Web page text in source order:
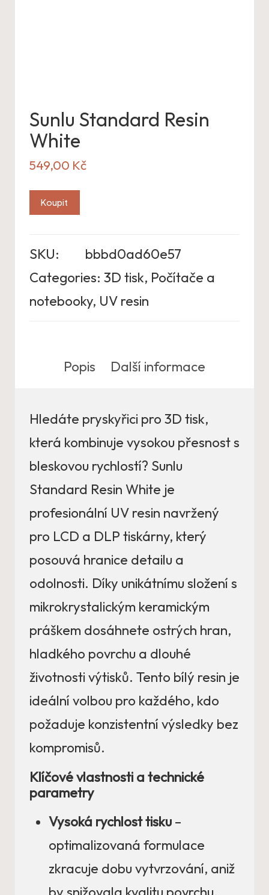
Sunlu Standard Resin
White
549,00 Kč
Koupit
SKU:
bbbd0ad60e57
Categories: 3D tisk, Počítače a
notebooky, UV resin
Popis Další informace
Hledáte pryskyřici pro 3D tisk,
která kombinuje vysokou přesnost s
bleskovou rychlostí? Sunlu
Standard Resin White je
profesionální UV resin navržený
pro LCD a DLP tiskárny, který
posouvá hranice detailu a
odolnosti. Díky unikátnímu složení s
mikrokrystalickým keramickým
práškem dosáhnete ostrých hran,
hladkého povrchu a dlouhé
životnosti výtisků. Tento bílý resin je
ideální volbou pro každého, kdo
požaduje konzistentní výsledky bez
kompromisů.
Klíčové vlastnosti a technické
parametry
Vysoká rychlost tisku –
optimalizovaná formulace
zkracuje dobu vytvrzování, aniž